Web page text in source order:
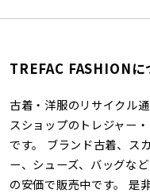
TREFAC FASHIONに
古着・洋服のリサイクル
スショップのトレジャー
です。 ブランド古着、ス
ー、シューズ、バッグな
の安価で販売中です。 是